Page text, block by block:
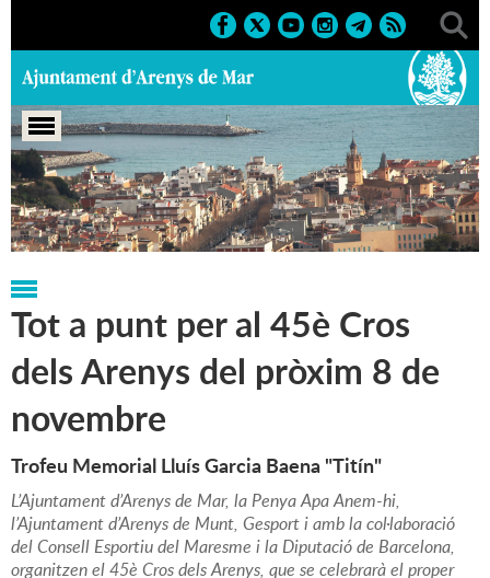
Portada > Regidories > Esports > Actes esportius > Notícies
Tot a punt per al 45è Cros
dels Arenys del pròxim 8 de
novembre
Trofeu Memorial Lluís Garcia Baena "Titín"
L’Ajuntament d’Arenys de Mar, la Penya Apa Anem-hi,
l’Ajuntament d’Arenys de Munt, Gesport i amb la col·laboració
del Consell Esportiu del Maresme i la Diputació de Barcelona,
organitzen el 45è Cros dels Arenys, que se celebrarà el proper